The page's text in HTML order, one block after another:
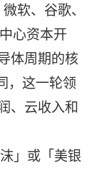
软、谷歌、
心资本开
体周期的核
，这一轮领
、云收入和
」或「美银